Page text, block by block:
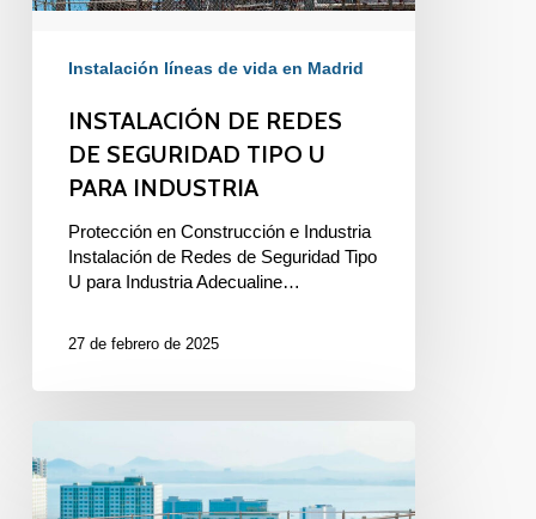
Instalación líneas de vida en Madrid
INSTALACIÓN DE REDES
DE SEGURIDAD TIPO U
PARA INDUSTRIA
Protección en Construcción e Industria
Instalación de Redes de Seguridad Tipo
U para Industria Adecualine…
27 de febrero de 2025
DE
SEGURIDAD
EN